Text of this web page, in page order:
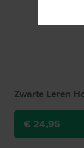
Zwarte Leren
€ 33,- 24,95
● Op voorraad
€ 24,95